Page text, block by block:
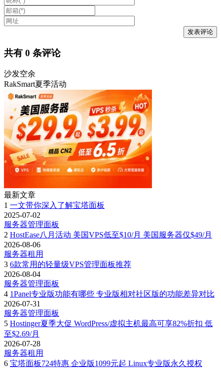
共有 0 条评论
沙发空余
RakSmart夏季活动
最新文章
1 一文带你深入了解宝塔面板
2025-07-02
服务器管理面板
2 HostEase八月活动 美国VPS低至$10/月 美国服务器仅$49/月
2026-08-06
服务器租用
3 6款常用的轻量级VPS管理面板推荐
2026-08-04
服务器管理面板
4 1Panel专业版功能有哪些 专业版相对社区版的功能差异对比
2026-07-31
服务器管理面板
5 Hostinger夏季大促 WordPress/虚拟主机最高可享82%折扣 低
至$2.69/月
2026-07-28
服务器租用
6 宝塔面板724特惠 企业版1099元起 Linux专业版永久授权